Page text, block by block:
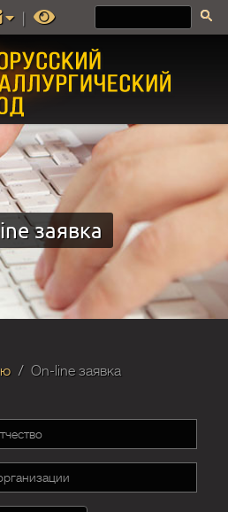
заявка
On-line заявка